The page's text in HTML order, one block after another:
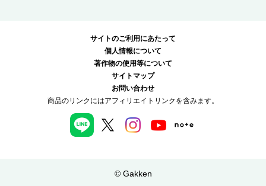
サイトのご利用にあたって
個人情報について
著作物の使用等について
サイトマップ
お問い合わせ
商品のリンクにはアフィリエイトリンクを含みます。
© Gakken